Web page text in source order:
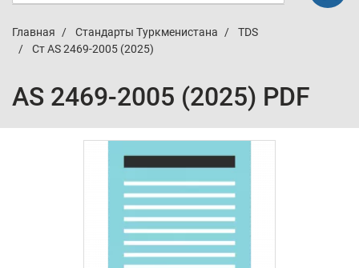
Главная Стандарты Туркменистана
TDS
Ст AS 2469-2005 (2025)
AS 2469-2005 (2025) PDF